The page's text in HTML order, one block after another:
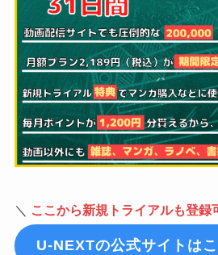
＼ ここから新規トライアルも登録
U-NEXTの公式サイトは